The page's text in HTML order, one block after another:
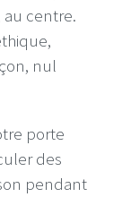
au centre.
nul
porte
des
pendant